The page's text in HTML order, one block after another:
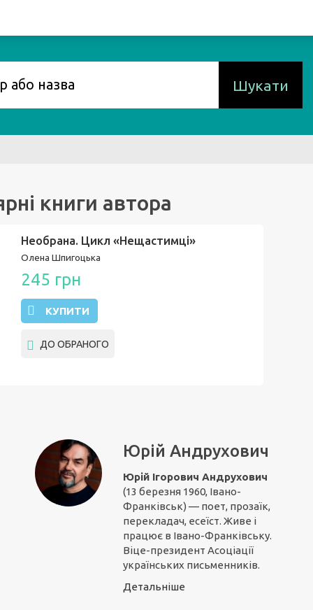
Шукати
книги автора
Необрана. Цикл «Нещастимці»
Олена Шпигоцька
245 грн
КУПИТИ
ДО ОБРАНОГО
Юрій Андрухович
Юрій Ігорович Андрухович
(13 березня 1960, Івано-
Франківськ) — поет, прозаїк,
перекладач, есеїст. Живе і
працює в Івано-Франківську.
Віце-президент Асоціації
українських письменників.
Детальніше